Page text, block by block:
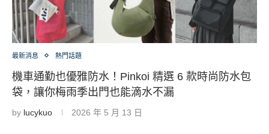
最新消息 熱門話題
機車通勤也優雅防水！Pinkoi 精選 6 款時尚防水包
袋，讓你梅雨季出門也能滴水不漏
by lucykuo 2026 年 5 月 13 日